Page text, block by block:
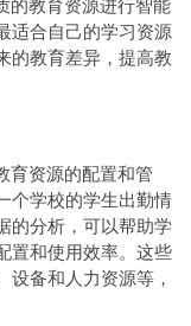
适合自己的学习资源
的教育差异，提高教
育资源的配置和管
个学校的学生出勤情
的分析，可以帮助学
置和使用效率。这些
备和人力资源等，